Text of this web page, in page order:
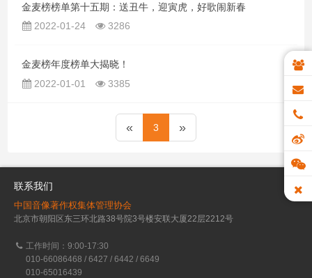
金麦榜榜单第十五期：送丑牛，迎寅虎，好歌闹新春
2022-01-24
3286
金麦榜年度榜单大揭晓！
2022-01-01
3385
« 3 »
联系我们
中国音像著作权集体管理协会
北京市朝阳区东三环北路38号院3号楼安联大厦22层2212号
工作时间：9:00-17:30
010-66086468 / 6427 / 6442 / 6649
010-65016439